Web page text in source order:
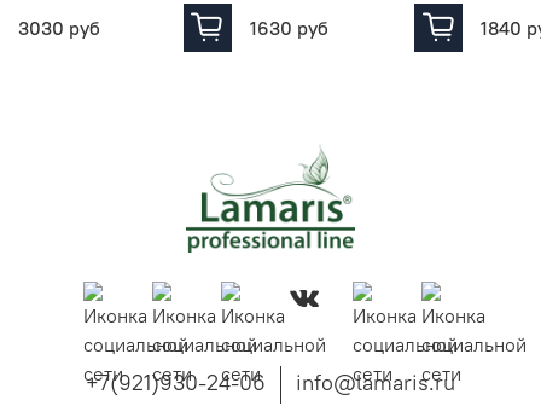
3030 руб
1630 руб 1840
+7(921)930-24-06 info@lamaris.ru